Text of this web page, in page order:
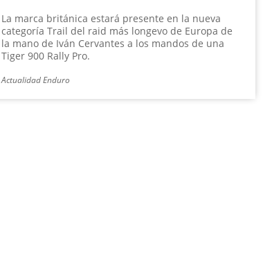
La marca británica estará presente en la nueva
categoría Trail del raid más longevo de Europa de
la mano de Iván Cervantes a los mandos de una
Tiger 900 Rally Pro.
Actualidad Enduro